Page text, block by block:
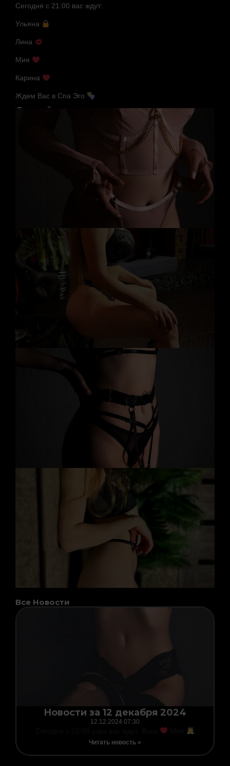
Сегодня с 21:00 вас ждут:
Ульяна
Лина
Мия
Карина
Ждем Вас в Спа Эго
Случайные мастера
Все Новости
Новости за 12 декабря 2024
12.12.2024 07:30
Читать новость »